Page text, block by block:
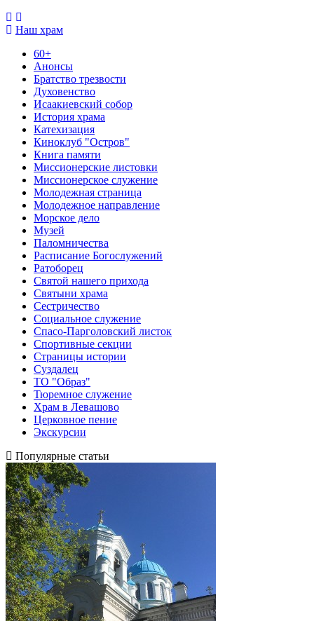
Наш храм
60+
Анонсы
Братство трезвости
Духовенство
Исаакиевский собор
История храма
Катехизация
Киноклуб "Остров"
Книга памяти
Миссионерские листовки
Миссионерское служение
Молодежная страница
Молодежное направление
Морское дело
Музей
Паломничества
Расписание Богослужений
Ратоборец
Святой нашего прихода
Святыни храма
Сестричество
Социальное служение
Спасо-Парголовский листок
Спортивные секции
Страницы истории
Суздалец
ТО "Образ"
Тюремное служение
Храм в Левашово
Церковное пение
Экскурсии
Популярные статьи